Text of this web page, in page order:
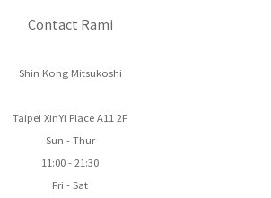
Contact Rami
Shin Kong Mitsukoshi
Taipei XinYi Place A11 2F
Sun - Thur
11:00 - 21:30
Fri - Sat